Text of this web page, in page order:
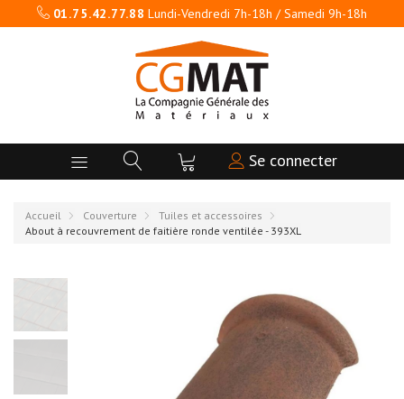
01.75.42.77.88 Lundi-Vendredi 7h-18h / Samedi 9h-18h
Se connecter
Accueil Couverture
Tuiles et accessoires
About à recouvrement de faitière ronde ventilée - 393XL